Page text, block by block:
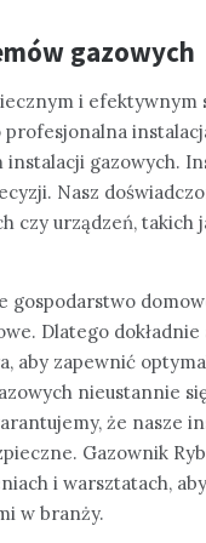
gazowych
i efektywnym
gazowych.
Nasz
czy urządzeń, takich
gospodarstwo
Dlatego
aby zapewnić
nieustannie
że nasze
Gazownik
i warsztatach,
w branży.